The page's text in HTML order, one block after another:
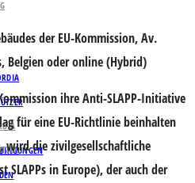
der EU-Kommission, Av.
Belgienoder online(Hybrid)
ihre Anti-SLAPP-Initiative
für eine EU-Richtlinie beinhalten
wird die zivilgesellschaftliche
SLAPPs in Europe), der auch der